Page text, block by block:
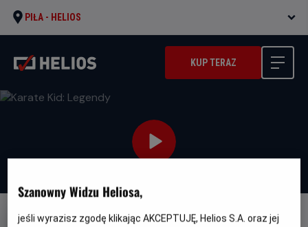
PIŁA - HELIOS
KUP TERAZ
DUBBING NAPISY
Szanowny Widzu Heliosa,
jeśli wyrazisz zgodę klikając AKCEPTUJĘ, Helios S.A. oraz jej